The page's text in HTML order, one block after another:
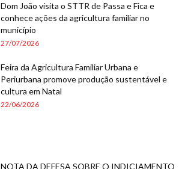
Dom João visita o STTR de Passa e Fica e
conhece ações da agricultura familiar no
município
27/07/2026
Feira da Agricultura Familiar Urbana e
Periurbana promove produção sustentável e
cultura em Natal
22/06/2026
NOTA DA DEFESA SOBRE O INDICIAMENTO